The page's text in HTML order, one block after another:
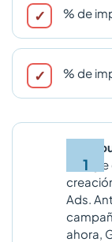
% de
% de
Ads.
ahora,